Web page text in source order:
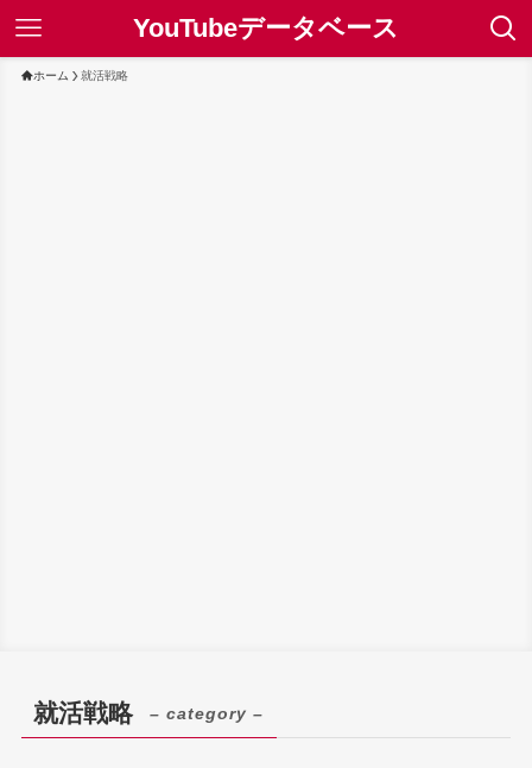
YouTubeデータベース
ホーム 就活戦略
就活戦略 – category –